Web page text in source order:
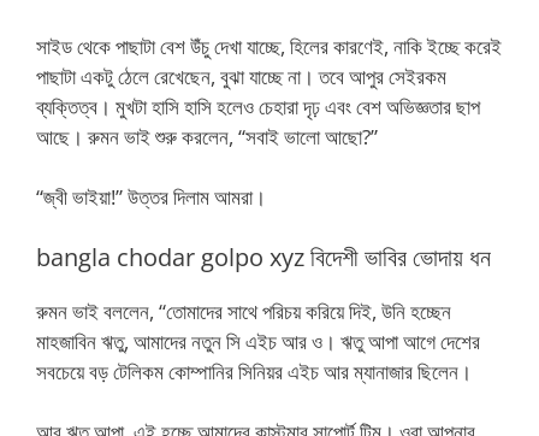
সাইড থেকে পাছাটা বেশ উঁচু দেখা যাচ্ছে, হিলের কারণেই, নাকি ইচ্ছে করেই
পাছাটা একটু ঠেলে রেখেছেন, বুঝা যাচ্ছে না। তবে আপুর সেইরকম
ব্যক্তিত্ব। মুখটা হাসি হাসি হলেও চেহারা দৃঢ় এবং বেশ অভিজ্ঞতার ছাপ
আছে। রুমন ভাই শুরু করলেন, “সবাই ভালো আছো?”
“জ্বী ভাইয়া!” উত্তর দিলাম আমরা।
bangla chodar golpo xyz বিদেশী ভাবির ভোদায় ধন
রুমন ভাই বললেন, “তোমাদের সাথে পরিচয় করিয়ে দিই, উনি হচ্ছেন
মাহজাবিন ঋতু, আমাদের নতুন সি এইচ আর ও। ঋতু আপা আগে দেশের
সবচেয়ে বড় টেলিকম কোম্পানির সিনিয়র এইচ আর ম্যানাজার ছিলেন।